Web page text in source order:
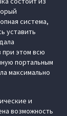
система,
уставить
при этом всю
портальным
максимально
и
возможность